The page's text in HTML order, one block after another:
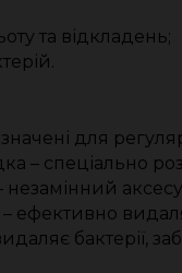
та відкладень;
для
– спеціально
бактерії,